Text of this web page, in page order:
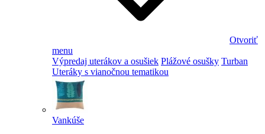
Otvoriť
menu
Výpredaj uterákov a osušiek Plážové osušky Turban
Uteráky s vianočnou tematikou
Vankúše